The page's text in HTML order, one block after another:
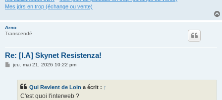
Mes jdrs en trop (échange ou vente)
Arno
Transcendé
Re: [I.A] Skynet Resistenza!
Mjeu. mai 21, 2026 10:22 pm
Qui Revient de Loin a écrit : ↑
C'est quoi l'interweb ?